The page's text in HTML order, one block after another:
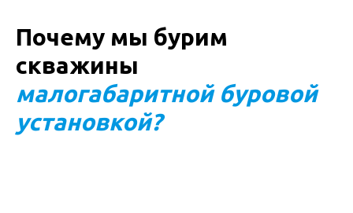
Почему мы бурим
скважины
малогабаритной буровой
установкой?